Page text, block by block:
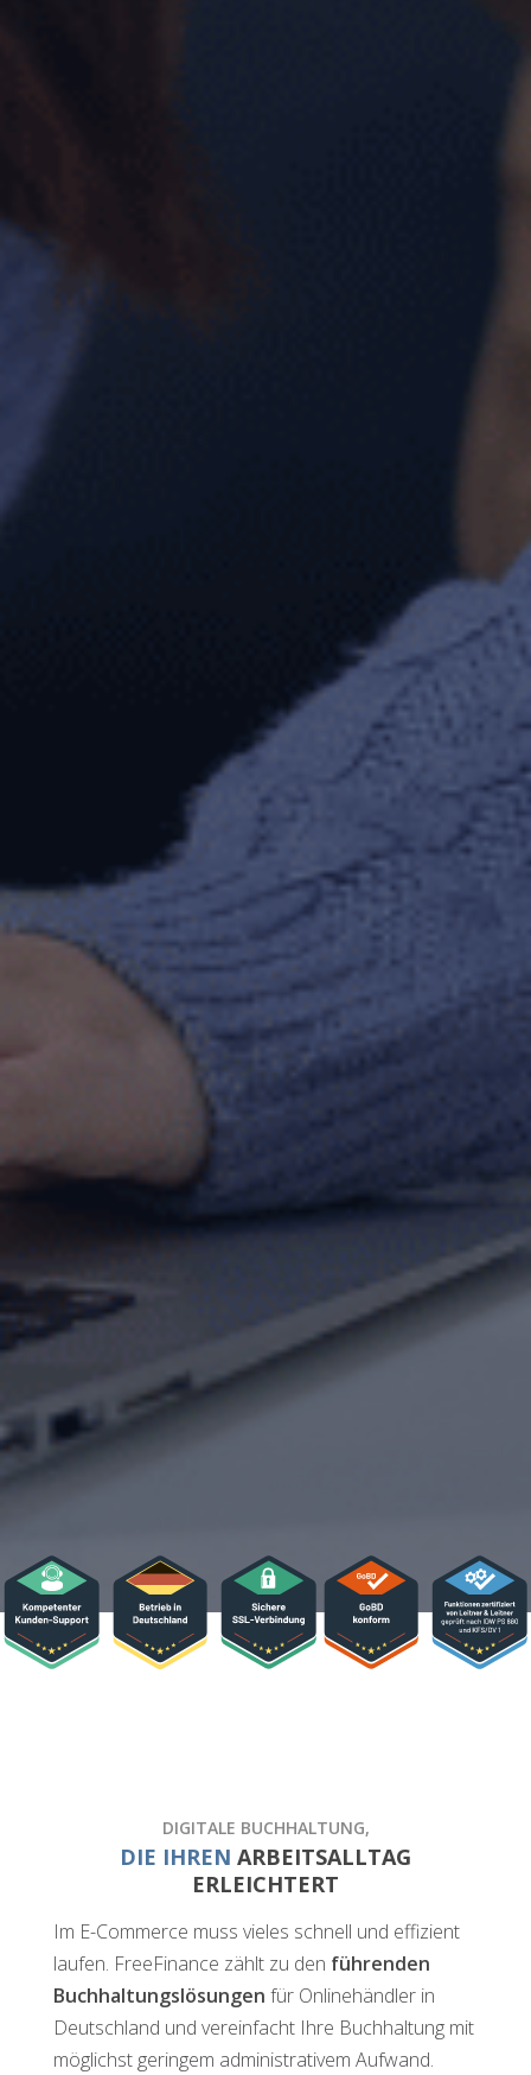
DIGITALE BUCHHALTUNG,
DIE IHREN ARBEITSALLTAG
ERLEICHTERT
Im E-Commerce muss vieles schnell und effizient
laufen. FreeFinance zählt zu den führenden
Buchhaltungslösungen für Onlinehändler in
Deutschland und vereinfacht Ihre Buchhaltung mit
möglichst geringem administrativem Aufwand.